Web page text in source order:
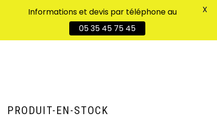
PRODUIT-EN-STOCK
Informations et devis par téléphone au
05 35 45 75 45
X